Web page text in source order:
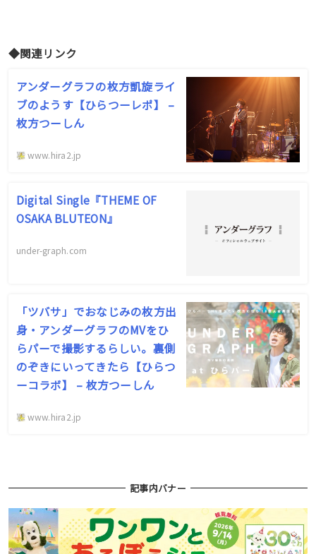
◆関連リンク
アンダーグラフの枚方凱旋ライ
ブのようす【ひらつーレポ】 –
枚方つーしん
www.hira2.jp
Digital Single『THEME OF
OSAKA BLUTEON』
under-graph.com
「ツバサ」でおなじみの枚方出
身・アンダーグラフのMVをひ
らパーで撮影するらしい。裏側
のぞきにいってきたら【ひらつ
ーコラボ】 – 枚方つーしん
www.hira2.jp
記事内バナー